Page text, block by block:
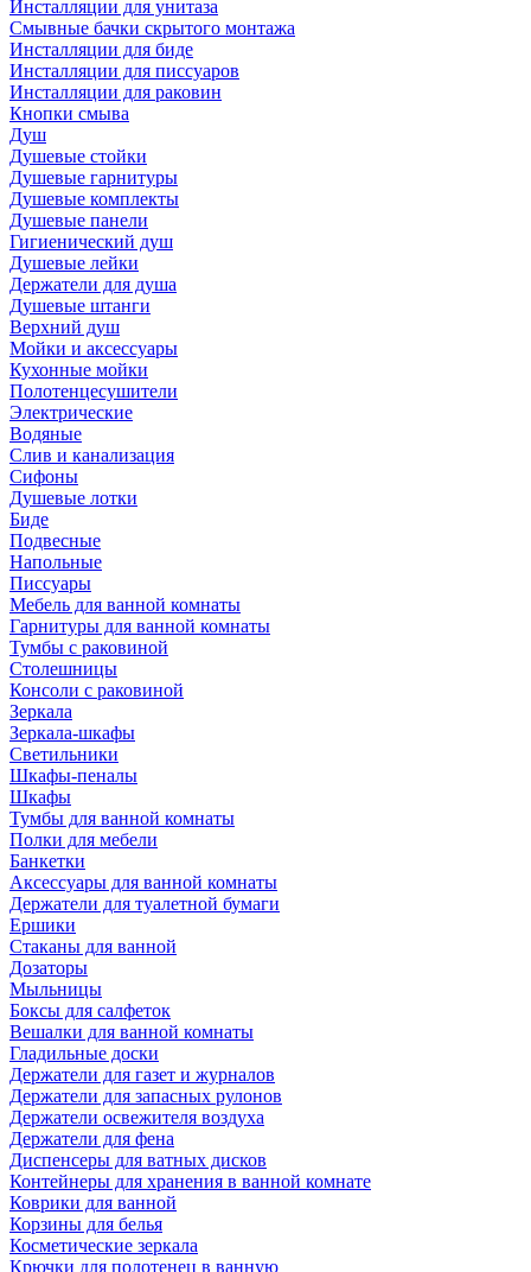
Инсталляции для унитаза
Смывные бачки скрытого монтажа
Инсталляции для биде
Инсталляции для писсуаров
Инсталляции для раковин
Кнопки смыва
Душ
Душевые стойки
Душевые гарнитуры
Душевые комплекты
Душевые панели
Гигиенический душ
Душевые лейки
Держатели для душа
Душевые штанги
Верхний душ
Мойки и аксессуары
Кухонные мойки
Полотенцесушители
Электрические
Водяные
Слив и канализация
Сифоны
Душевые лотки
Биде
Подвесные
Напольные
Писсуары
Мебель для ванной комнаты
Гарнитуры для ванной комнаты
Тумбы с раковиной
Столешницы
Консоли с раковиной
Зеркала
Зеркала-шкафы
Светильники
Шкафы-пеналы
Шкафы
Тумбы для ванной комнаты
Полки для мебели
Банкетки
Аксессуары для ванной комнаты
Держатели для туалетной бумаги
Ершики
Стаканы для ванной
Дозаторы
Мыльницы
Боксы для салфеток
Вешалки для ванной комнаты
Гладильные доски
Держатели для газет и журналов
Держатели для запасных рулонов
Держатели освежителя воздуха
Держатели для фена
Диспенсеры для ватных дисков
Контейнеры для хранения в ванной комнате
Коврики для ванной
Корзины для белья
Косметические зеркала
Крючки для полотенец в ванную